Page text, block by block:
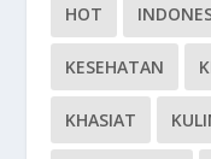
HOT
KESEHATAN
KHASIAT